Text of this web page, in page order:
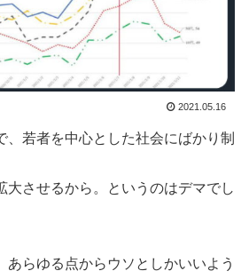
2021.05.16
、若者を中心とした社会にばかり制
大させるから。というのはデマでし
あらゆる点からウソとしかいいよう